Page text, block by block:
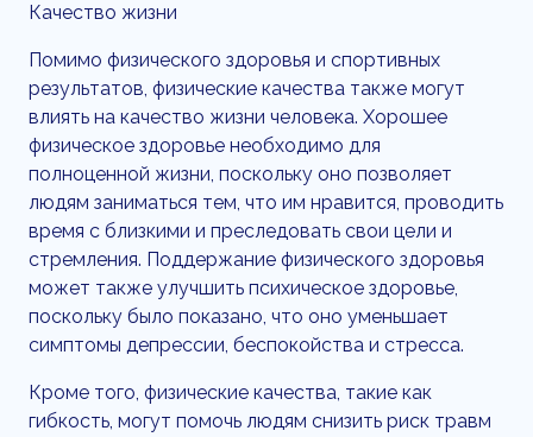
Качество жизни
Помимо физического здоровья и спортивных
результатов, физические качества также могут
влиять на качество жизни человека. Хорошее
физическое здоровье необходимо для
полноценной жизни, поскольку оно позволяет
людям заниматься тем, что им нравится, проводить
время с близкими и преследовать свои цели и
стремления. Поддержание физического здоровья
может также улучшить психическое здоровье,
поскольку было показано, что оно уменьшает
симптомы депрессии, беспокойства и стресса.
Кроме того, физические качества, такие как
гибкость, могут помочь людям снизить риск травм